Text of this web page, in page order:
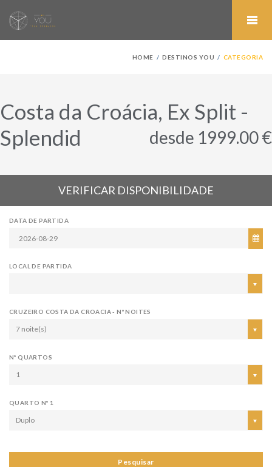
HOME DESTINOS YOU CATEGORIA
Costa da Croácia, Ex Split -
Splendid
desde 1999.00 €
VERIFICAR DISPONIBILIDADE
DATA DE PARTIDA
LOCAL DE PARTIDA
CRUZEIRO COSTA DA CROACIA - Nº NOITES
7 noite(s)
Nº QUARTOS
1
QUARTO Nº 1
Duplo
Pesquisar